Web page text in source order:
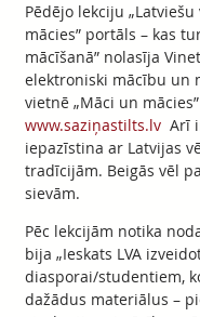
Pēdējo lekciju
mācies” portāls – kas
mācīšanā” nolasīja
elektroniski mācību un
vietnē „Māci un mācies”
www.saziņastilts.lvArī ir
iepazīstina ar Latvijas
tradīcijām. Beigās vēl
sievām.
Pēc lekcijām notika
bija „Ieskats LVA
diasporai/studentiem,
dažādus materiālus –